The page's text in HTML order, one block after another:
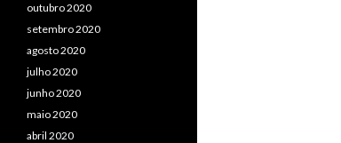
outubro 2020
setembro 2020
agosto 2020
julho 2020
junho 2020
maio 2020
abril 2020